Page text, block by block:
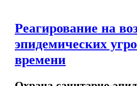
Реагирование на
эпидемических
времени